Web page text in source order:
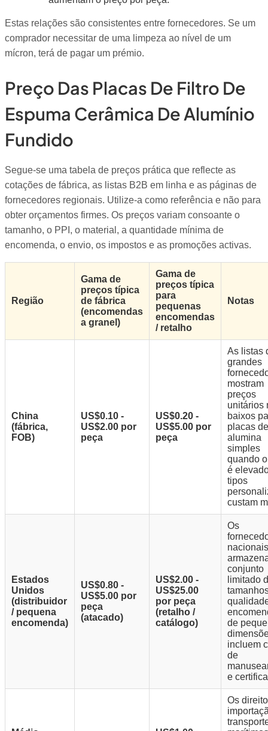
Estas relações são consistentes entre fornecedores. Se um
comprador necessitar de uma limpeza ao nível de um
mícron, terá de pagar um prémio.
Preço Das Placas De Filtro De
Espuma Cerâmica De Alumínio
Fundido
Segue-se uma tabela de preços prática que reflecte as
cotações de fábrica, as listas B2B em linha e as páginas de
fornecedores regionais. Utilize-a como referência e não para
obter orçamentos firmes. Os preços variam consoante o
tamanho, o PPI, o material, a quantidade mínima de
encomenda, o envio, os impostos e as promoções activas.
Região
Gama de
preços típica
de fábrica
(encomendas
a granel)
Gama de
preços típica
para
pequenas
encomendas
/ retalho
Notas
China
(fábrica,
FOB)
US$0.10 -
US$2.00 por
peça
US$0.20 -
US$5.00 por
peça
As listas
grandes
mostram
preços
unitários
baixos
placas de
alumina
simples
quando
é
tipos
custam
Estados
Unidos
(distribuidor
/ pequena
encomenda)
US$0.80 -
US$5.00 por
peça
(atacado)
US$2.00 -
US$25.00
por peça
(retalho /
catálogo)
Os
nacionais
conjunto
limitado
de
incluem
de
e
Os